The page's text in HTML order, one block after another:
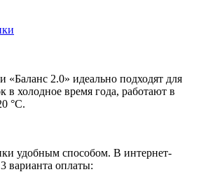
2.0» идеально подходят для
холодное время года, работают в
°C.
удобным способом. В интернет-
варианта оплаты: